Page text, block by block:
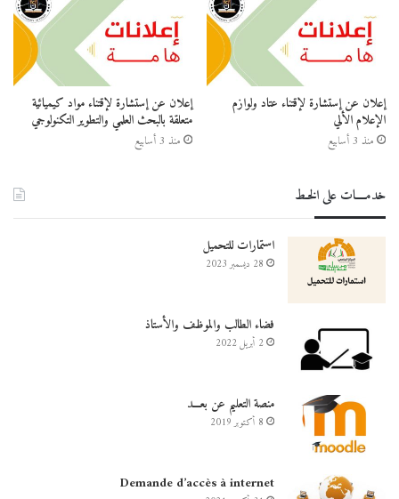
إعلان عن إستشارة لإقتناء عتاد ولوازم
الإعلام الألي
منذ 3 أسابيع
إعلان عن إستشارة لإقتناء مواد كيميائية
متعلقة بالبحث العلمي والتطوير التكنولوجي
منذ 3 أسابيع
خدمــــات على الخـط
استمارات للتحميل
28 ديسمبر 2023
فضاء الطالب والموظف والأستاذ
2 أبريل 2022
منصة التعليم عن بعـــد
8 أكتوبر 2019
Demande d’accès à internet